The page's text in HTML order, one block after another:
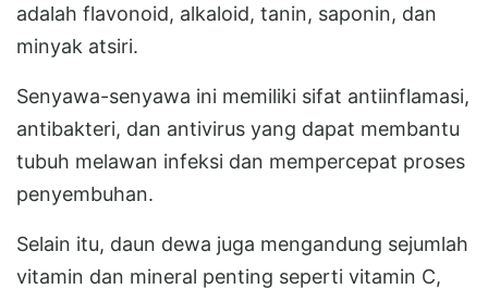
adalah flavonoid, alkaloid, tanin, saponin, dan
minyak atsiri.
Senyawa-senyawa ini memiliki sifat antiinflamasi,
antibakteri, dan antivirus yang dapat membantu
tubuh melawan infeksi dan mempercepat proses
penyembuhan.
Selain itu, daun dewa juga mengandung sejumlah
vitamin dan mineral penting seperti vitamin C,